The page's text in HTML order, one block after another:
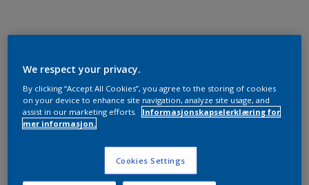
We respect your privacy.
By clicking “Accept All Cookies”, you agree to the storing of cookies
on your device to enhance site navigation, analyze site usage, and
assist in our marketing efforts.
Informasjonskapselerklæring for
mer informasjon.
Cookies Settings